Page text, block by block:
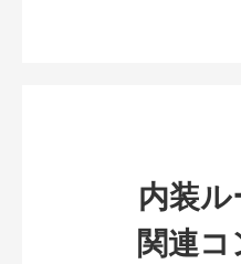
内装
関連